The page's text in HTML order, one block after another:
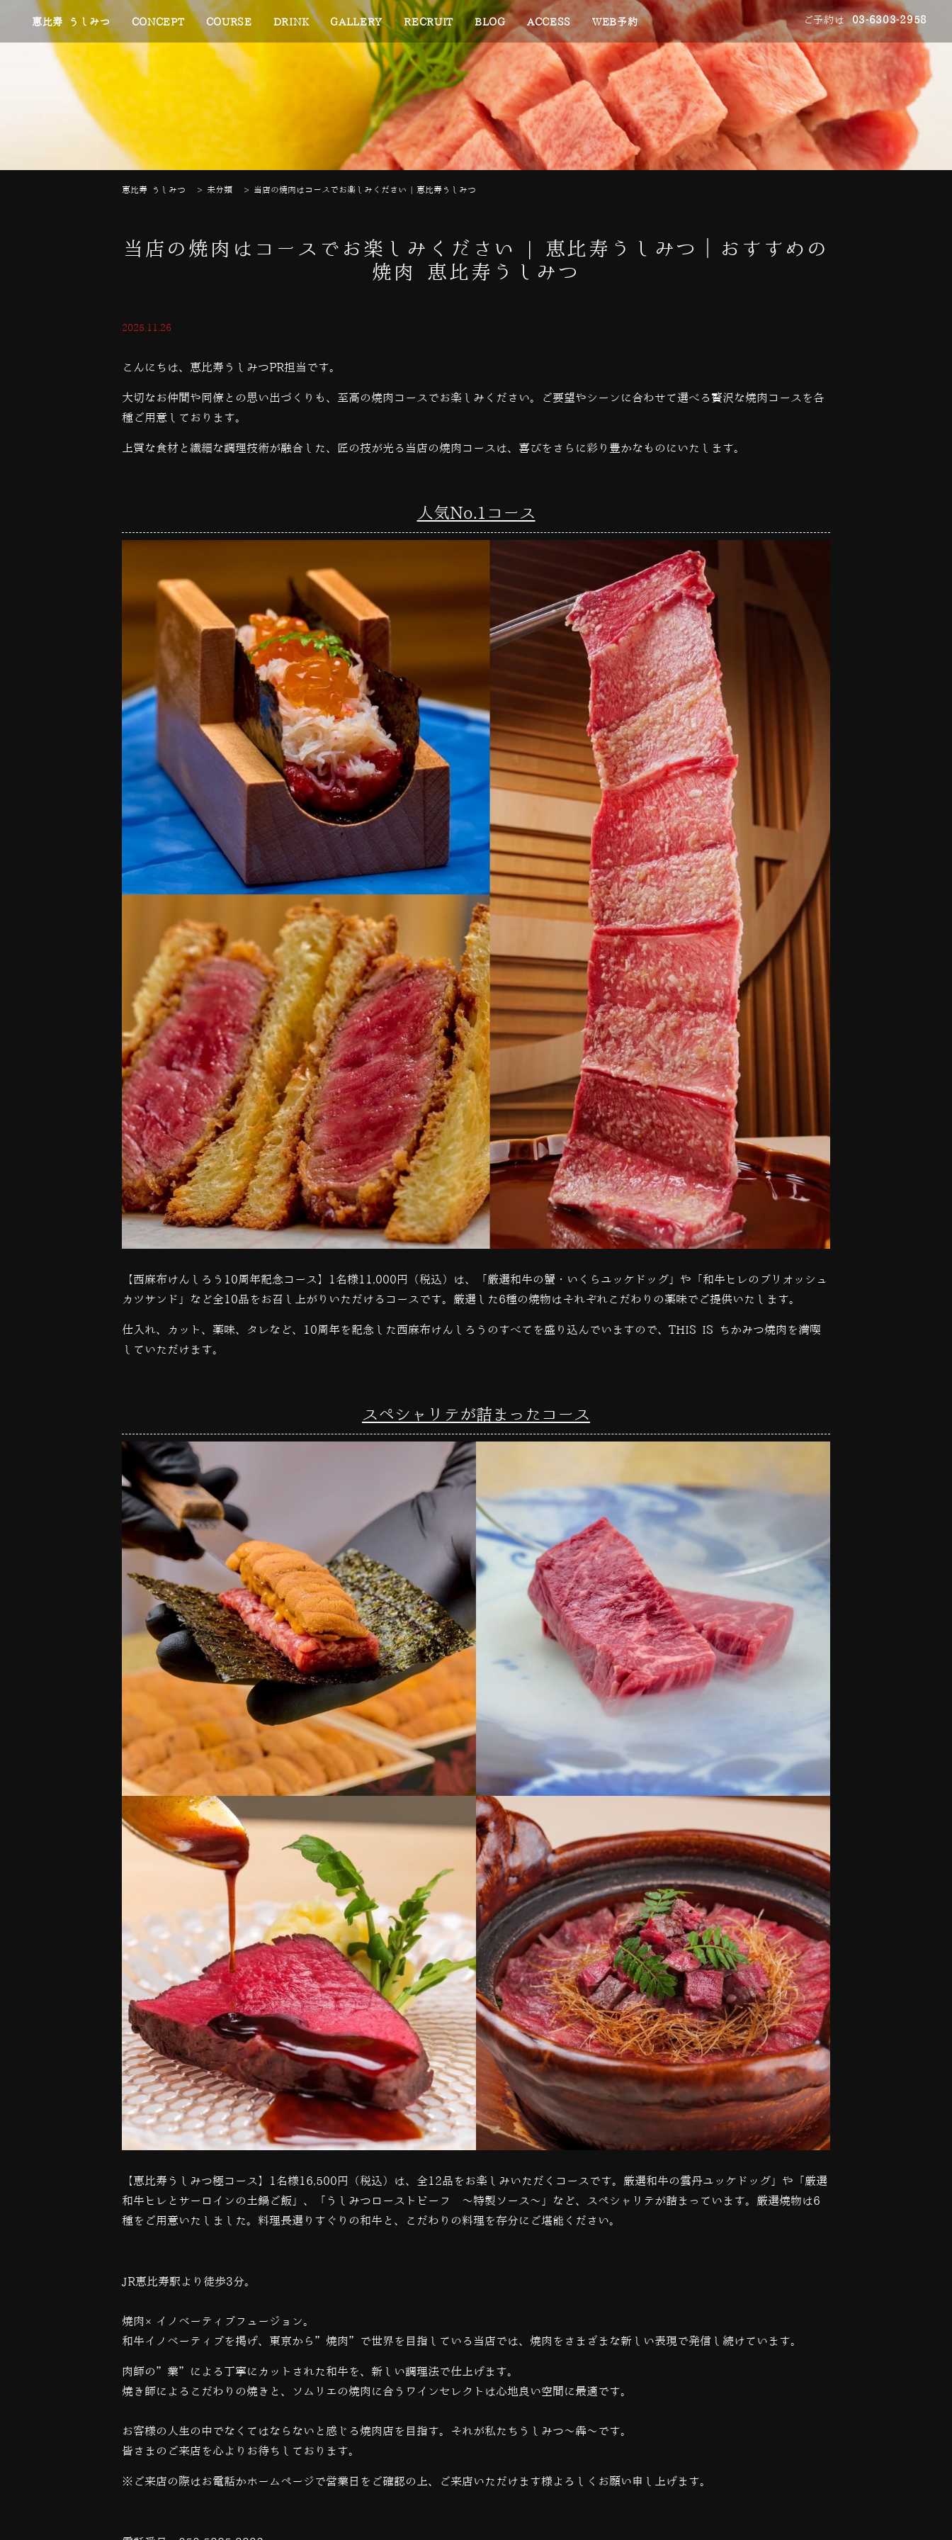
恵比寿 うしみつ CONCEPT COURSE DRINK GALLERY RECRUIT BLOG ACCESS WEB予約 ご予約は 03-6303-2958
恵比寿 うしみつ > 未分類 > 当店の焼肉はコースでお楽しみください | 恵比寿うしみつ
当店の焼肉はコースでお楽しみください | 恵比寿うしみつ｜おすすめの
焼肉 恵比寿うしみつ
2025.11.26
こんにちは、恵比寿うしみつPR担当です。
大切なお仲間や同僚との思い出づくりも、至高の焼肉コースでお楽しみください。ご要望やシーンに合わせて選べる贅沢な焼肉コースを各
種ご用意しております。
上質な食材と繊細な調理技術が融合した、匠の技が光る当店の焼肉コースは、喜びをさらに彩り豊かなものにいたします。
人気No.1コース
【西麻布けんしろう 10周年記念コース】 1名様11,000 円（税込）は、「厳選和牛の蟹・いくらユッケドッグ」や「和牛ヒレのブリオッシュ
カツサンド」など全10品をお召し上がりいただけるコースです。厳選した6種の焼物はそれぞれこだわりの薬味でご提供いたします。
仕入れ、カット、薬味、タレなど、 10周年を記念した西麻布けんしろうのすべてを盛り込んでいますので、 THIS IS
ちかみつ焼肉を満喫
していただけます。
スペシャリテが詰まったコース
【恵比寿うしみつ極コース】 1名様16,500 円（税込）は、全12品をお楽しみいただくコースです。厳選和牛の雲丹ユッケドッグ」や「厳選
和牛ヒレとサーロインの土鍋ご飯」、「うしみつローストビーフ ～特製ソース～」など、スペシャリテが詰まっています。厳選焼物は6
種をご用意いたしました。料理長選りすぐりの和牛と、こだわりの料理を存分にご堪能ください。
JR恵比寿駅より徒歩3分。
焼肉×イノベーティブフュージョン。
和牛イノベーティブを掲げ、東京から”焼肉”で世界を目指している当店では、 焼肉をさまざまな新しい表現で発信し続けています。
肉師の”業”による丁寧にカットされた和牛を、新しい調理法で仕上げます。
焼き師によるこだわりの焼きと、ソムリエの焼肉に合うワインセレクトは心地良い空間に最適です。
お客様の人生の中でなくてはならないと感じる焼肉店を目指す。それが私たちうしみつ～犇～です。
皆さまのご来店を心よりお待ちしております。
※ご来店の際はお電話かホームページで営業日をご確認の上、ご来店いただけます様よろしくお願い申し上げます。